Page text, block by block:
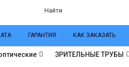
Найти
ГАРАНТИЯ КАК ЗАКАЗАТЬ
ЗРИТЕЛЬНЫЕ ТРУБЫ